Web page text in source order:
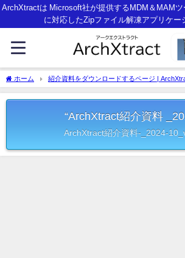
ArchXtractは Microsoft社が提供するMDM＆MAMツ
に対応したZipファイル解凍アプリケー
ホーム
紹介資料をダウンロードするページ |
MAM with Microsoft Intune）
“ArchXtract紹介資料
ArchXtract紹介資料-_2024-